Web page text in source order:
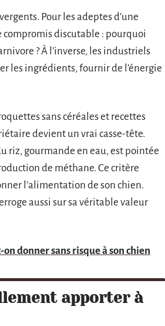
Pour les adeptes d’une
discutable : pourquoi
? À l’inverse, les industriels
les ingrédients, fournir de l’énergie
sans céréales et recettes
devient un vrai casse-tête.
riz, gourmande en eau, est pointée
de méthane. Ce critère
l’alimentation de son chien.
aussi sur sa véritable valeur
donner sans risque à son chien
apporter à